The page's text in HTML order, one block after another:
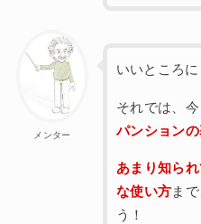
メンター
いいところ
それでは、今
パンション
あまり知ら
な使い方ま
う！